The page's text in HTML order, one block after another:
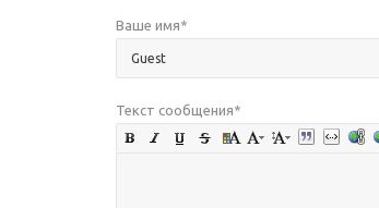
Ваше имя*
Текст сообщения*